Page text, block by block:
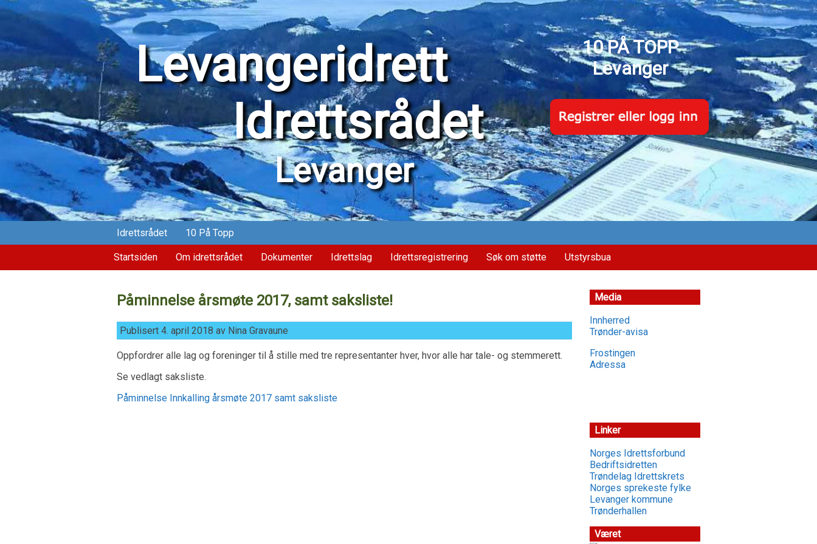
Levangeridrett
Idrettsrådet
Levanger
10 PÅ TOPP
Levanger
Idrettsrådet 10 På Topp
Startsiden Om idrettsrådet Dokumenter Idrettslag Idrettsregistrering Søk om støtte Utstyrsbua
Påminnelse årsmøte 2017, samt saksliste!
Publisert 4. april 2018 av Nina Gravaune
Oppfordrer alle lag og foreninger til å stille med tre representanter hver, hvor alle har tale- og stemmerett.
Se vedlagt saksliste.
Påminnelse Innkalling årsmøte 2017 samt saksliste
Media
Innherred
Trønder-avisa
Frostingen
Adressa
Linker
Norges Idrettsforbund
Bedriftsidretten
Trøndelag Idrettskrets
Norges sprekeste fylke
Levanger kommune
Trønderhallen
Været